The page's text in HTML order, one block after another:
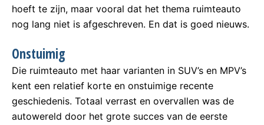
hoeft te zijn, maar vooral dat het thema ruimteauto
nog lang niet is afgeschreven. En dat is goed nieuws.
Onstuimig
Die ruimteauto met haar varianten in SUV’s en MPV’s
kent een relatief korte en onstuimige recente
geschiedenis. Totaal verrast en overvallen was de
autowereld door het grote succes van de eerste